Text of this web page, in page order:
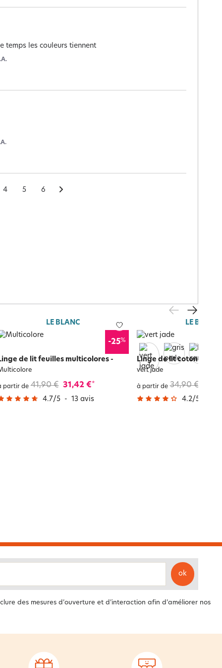
temps les couleurs tiennent
4 5 6
LE BLANC
-25%
de lit feuilles multicolores-
partir de 41,90 € 31,42 €*
4.7/5 - 13 avis
LE BLANC
Linge de lit coton uni
vert jade
à partir de 34,90 €
4.2/5
ok
des mesures d’ouverture et d’interaction afin d’améliorer nos